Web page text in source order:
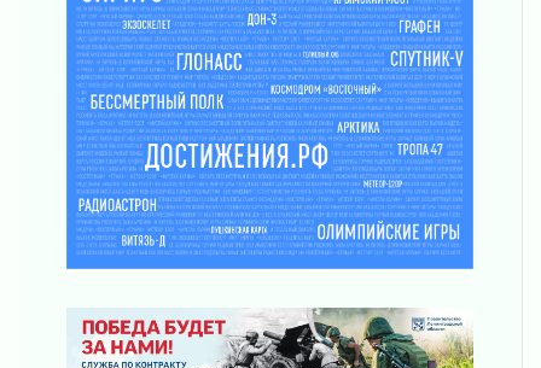
рассчитывать на доплату от региона
03 августа 2026
За сутки в Ленинградской области
ликвидировали 10 пожаров
03 августа 2026
Клюква наливается, но в корзинку пока не
просится
03 августа 2026
Строительные компании Ленобласти
подняли зарплаты почти на 40% за год
Шесть новых жизней в честь дня рождения
Ленинградской области